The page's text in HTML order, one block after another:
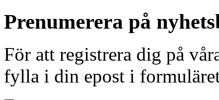
Prenumerera på
För att registrera dig på
fylla i din epost i